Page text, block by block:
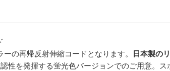
の再帰反射伸縮コードとなります。
日本製の
性を発揮する蛍光色バージョンでのご用意。